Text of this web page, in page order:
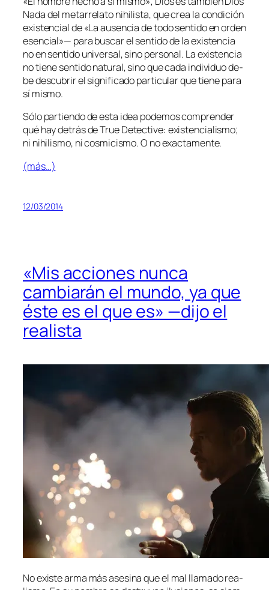
Nada del me­ta­rre­la­to nihi­lis­ta, que crea la con­di­ción
exis­ten­cial de «La au­sen­cia de to­do sen­ti­do en or­den
esen­cial»— pa­ra bus­car el sen­ti­do de la exis­ten­cia
no en sen­ti­do uni­ver­sal, sino per­so­nal. La exis­ten­cia
no tie­ne sen­ti­do na­tu­ral, sino que ca­da in­di­vi­duo de­
be des­cu­brir el sig­ni­fi­ca­do par­ti­cu­lar que tie­ne pa­ra
sí mismo.
Sólo par­tien­do de es­ta idea po­de­mos com­pren­der
qué hay de­trás deTrue Detective: exis­ten­cia­lis­mo;
ni nihi­lis­mo, ni cos­mi­cis­mo. O no exactamente.
(más…)
12/03/2014
«Mis acciones nunca
cambiarán el mundo, ya que
éste es el que es» —dijo el
realista
No exis­te ar­ma más ase­si­na que el mal lla­ma­do rea­